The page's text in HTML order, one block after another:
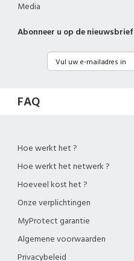
Media
Abonneer u op de nieuwsbrief
FAQ
Hoe werkt het ?
Hoe werkt het netwerk ?
Hoeveel kost het ?
Onze verplichtingen
MyProtect garantie
Algemene voorwaarden
Privacybeleid